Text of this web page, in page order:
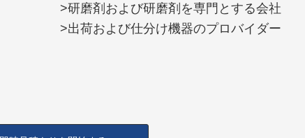
>研磨剤および研磨剤を専門とする会社
>出荷および仕分け機器のプロバイダー